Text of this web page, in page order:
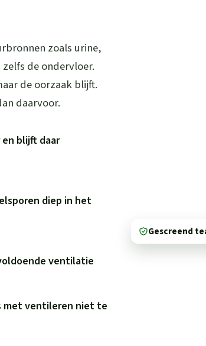
zoals urine,
de ondervloer.
de oorzaak blijft.
daarvoor.
blijft daar
diep in het
ventilatie
met ventileren niet te
Gescreend